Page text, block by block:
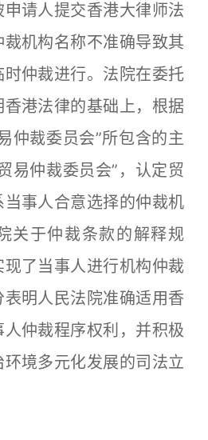
请人提交香港大律师法
机构名称不准确导致其
仲裁进行。法院在委托
港法律的基础上，根据
仲裁委员会”所包含的主
易仲裁委员会”，认定贸
事人合意选择的仲裁机
关于仲裁条款的解释规
了当事人进行机构仲裁
明人民法院准确适用香
仲裁程序权利，并积极
境多元化发展的司法立